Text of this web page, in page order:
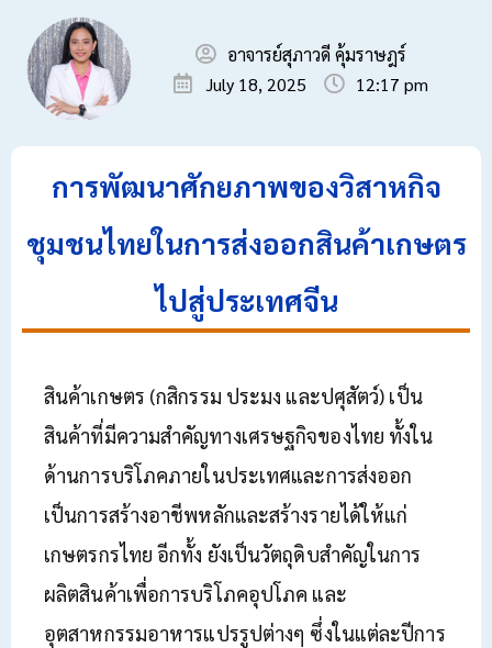
อาจารย์สุภาวดี คุ้มราษฎร์
July 18, 2025
12:17 pm
การพัฒนาศักยภาพของวิสาหกิจ
ชุมชนไทยในการส่งออกสินค้าเกษตร
ไปสู่ประเทศจีน
สินค้าเกษตร (กสิกรรม ประมง และปศุสัตว์) เป็น
สินค้าที่มีความสำคัญทางเศรษฐกิจของไทย ทั้งใน
ด้านการบริโภคภายในประเทศและการส่งออก
เป็นการสร้างอาชีพหลักและสร้างรายได้ให้แก่
เกษตรกรไทย อีกทั้ง ยังเป็นวัตถุดิบสำคัญในการ
ผลิตสินค้าเพื่อการบริโภคอุปโภค และ
อุตสาหกรรมอาหารแปรรูปต่างๆ ซึ่งในแต่ละปีการ